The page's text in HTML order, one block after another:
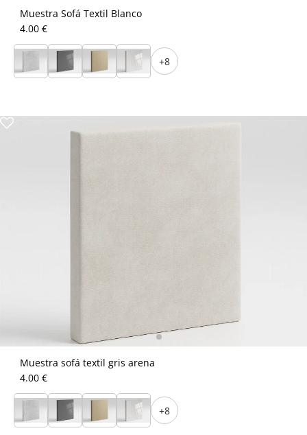
Muestra Sofá Textil Blanco
4.00 €
+8
Muestra sofá textil gris arena
4.00 €
+8